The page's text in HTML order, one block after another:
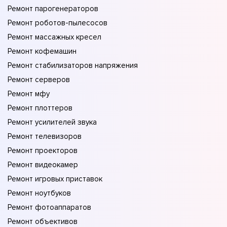
Ремонт парогенераторов
Ремонт роботов-пылесосов
Ремонт массажных кресел
Ремонт кофемашин
Ремонт стабилизаторов напряжения
Ремонт серверов
Ремонт мфу
Ремонт плоттеров
Ремонт усилителей звука
Ремонт телевизоров
Ремонт проекторов
Ремонт видеокамер
Ремонт игровых приставок
Ремонт ноутбуков
Ремонт фотоаппаратов
Ремонт объективов